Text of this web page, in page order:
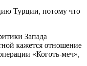
Запада
кажется отношение
«Коготь-меч»,